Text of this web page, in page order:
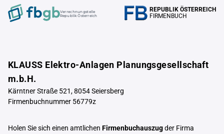
Verrechnungstelle
Republik Österreich
REPUBLIK ÖSTERREICH
FIRMENBUCH
KLAUSS Elektro-Anlagen Planungsgesellschaft
m.b.H.
Kärntner Straße 521, 8054 Seiersberg
Firmenbuchnummer 56779z
Holen Sie sich einen amtlichen Firmenbuchauszugder Firma